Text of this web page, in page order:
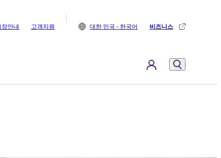
장안내 고객지원 대한 민국 - 한국어 비즈니스